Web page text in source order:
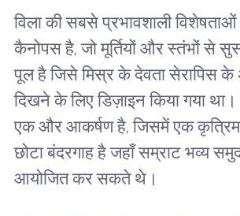
विला की सबसे प्रभावशाली
कैनोपस है, जो मूर्तियों और स्तंभों से
पूल है जिसे मिस्र के देवता सेरापिस के
दिखने के लिए डिज़ाइन किया गया था।
एक और आकर्षण है, जिसमें एक कृत्रिम
छोटा बंदरगाह है जहाँ सम्राट भव्य
आयोजित कर सकते थे।